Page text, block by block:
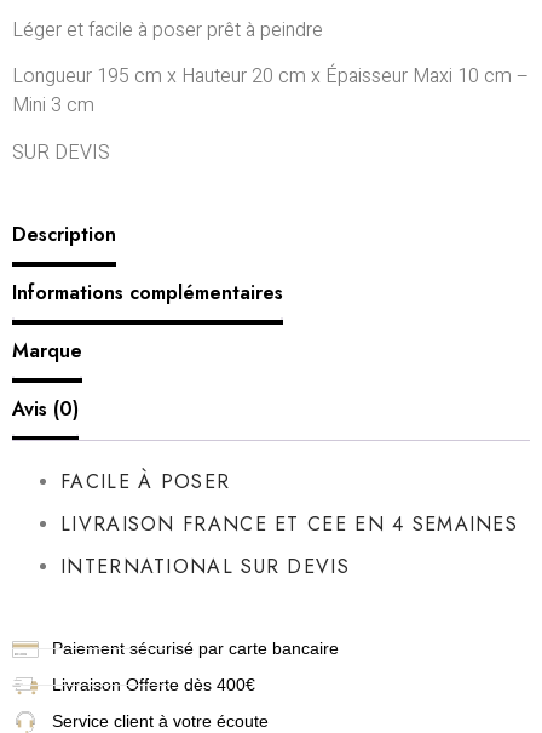
Léger et facile à poser prêt à peindre
Longueur 195 cm x Hauteur 20 cm x Épaisseur Maxi 10 cm –
Mini 3 cm
SUR DEVIS
Description
Informations complémentaires
Marque
Avis (0)
FACILE À POSER
LIVRAISON FRANCE ET CEE EN 4 SEMAINES
INTERNATIONAL SUR DEVIS
Paiement sécurisé par carte bancaire
Livraison Offerte dès 400€
Service client à votre écoute